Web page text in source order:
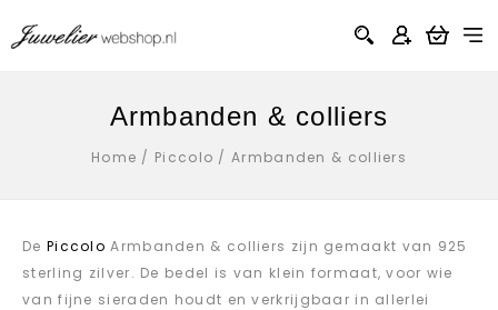
Armbanden & colliers
Home / Piccolo /Armbanden & colliers
De Piccolo Armbanden & colliers zijn gemaakt van 925
sterling zilver. De bedel is van klein formaat, voor wie
van fijne sieraden houdt en verkrijgbaar in allerlei